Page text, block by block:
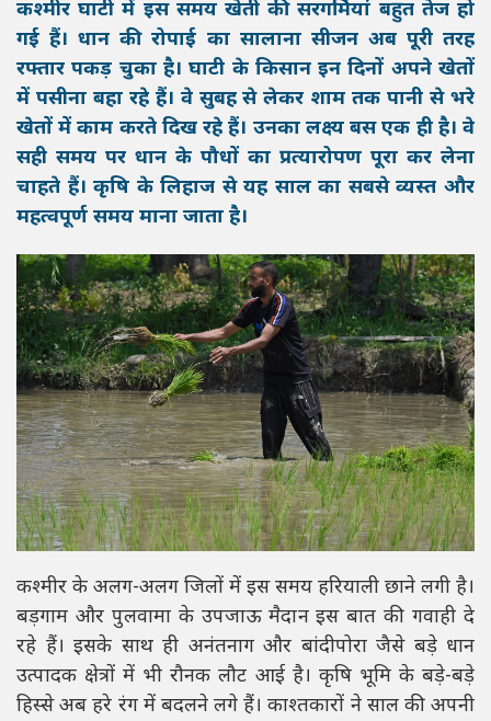
कश्मीर घाटी में इस समय खेती की सरगर्मियां बहुत तेज हो
गई हैं। धान की रोपाई का सालाना सीजन अब पूरी तरह
रफ्तार पकड़ चुका है। घाटी के किसान इन दिनों अपने खेतों
में पसीना बहा रहे हैं। वे सुबह से लेकर शाम तक पानी से भरे
खेतों में काम करते दिख रहे हैं। उनका लक्ष्य बस एक ही है। वे
सही समय पर धान के पौधों का प्रत्यारोपण पूरा कर लेना
चाहते हैं। कृषि के लिहाज से यह साल का सबसे व्यस्त और
महत्वपूर्ण समय माना जाता है।
कश्मीर के अलग-अलग जिलों में इस समय हरियाली छाने लगी है।
बड़गाम और पुलवामा के उपजाऊ मैदान इस बात की गवाही दे
रहे हैं। इसके साथ ही अनंतनाग और बांदीपोरा जैसे बड़े धान
उत्पादक क्षेत्रों में भी रौनक लौट आई है। कृषि भूमि के बड़े-बड़े
हिस्से अब हरे रंग में बदलने लगे हैं। काश्तकारों ने साल की अपनी